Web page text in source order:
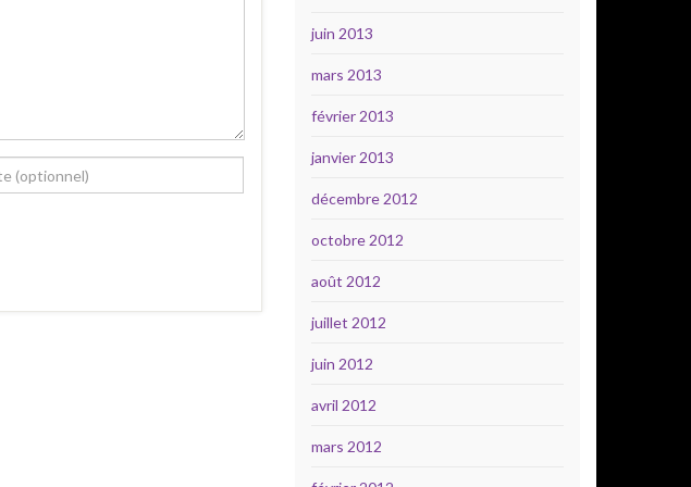
juin 2013
mars 2013
février 2013
janvier 2013
décembre 2012
octobre 2012
août 2012
juillet 2012
juin 2012
avril 2012
mars 2012